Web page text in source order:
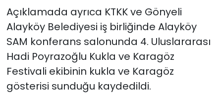
Açıklamada ayrıca KTKK ve Gönyeli
Alayköy Belediyesi iş birliğinde Alayköy
SAM konferans salonunda 4. Uluslararası
Hadi Poyrazoğlu Kukla ve Karagöz
Festivali ekibinin kukla ve Karagöz
gösterisi sunduğu kaydedildi.
Yazarlar